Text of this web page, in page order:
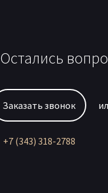
Остались
Заказать звонок
+7 (343) 318-2788